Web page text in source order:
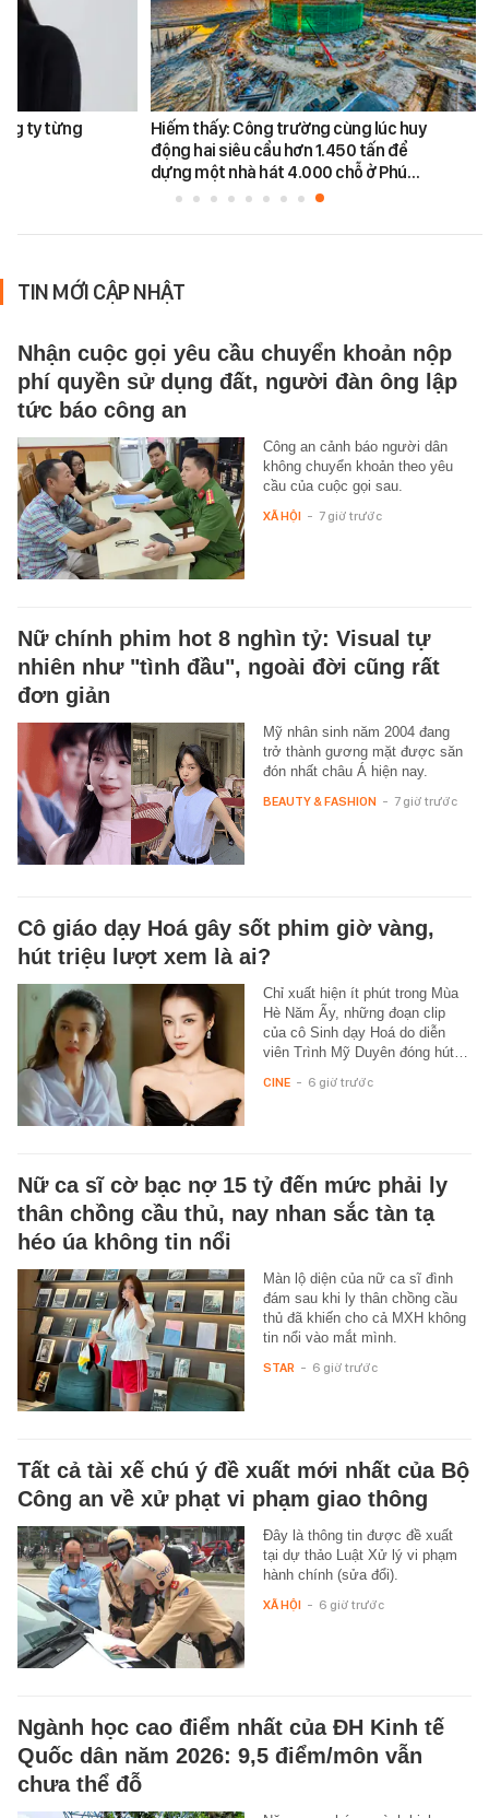
ty từng
Hiếm thấy: Công trường cùng lúc huy
động hai siêu cẩu hơn 1.450 tấn để
dựng một nhà hát 4.000 chỗ ở Phú…
TIN MỚI CẬP NHẬT
Nhận cuộc gọi yêu cầu chuyển khoản nộp
phí quyền sử dụng đất, người đàn ông lập
tức báo công an
Công an cảnh báo người dân
không chuyển khoản theo yêu
cầu của cuộc gọi sau.
XÃ HỘI - 7 giờ trước
Nữ chính phim hot 8 nghìn tỷ: Visual tự
nhiên như "tình đầu", ngoài đời cũng rất
đơn giản
Mỹ nhân sinh năm 2004 đang
trở thành gương mặt được săn
đón nhất châu Á hiện nay.
BEAUTY & FASHION - 7 giờ trước
Cô giáo dạy Hoá gây sốt phim giờ vàng,
hút triệu lượt xem là ai?
Chỉ xuất hiện ít phút trong Mùa
Hè Năm Ấy, những đoạn clip
của cô Sinh dạy Hoá do diễn
viên Trình Mỹ Duyên đóng hút…
CINE - 6 giờ trước
Nữ ca sĩ cờ bạc nợ 15 tỷ đến mức phải ly
thân chồng cầu thủ, nay nhan sắc tàn tạ
héo úa không tin nổi
Màn lộ diện của nữ ca sĩ đình
đám sau khi ly thân chồng cầu
thủ đã khiến cho cả MXH không
tin nổi vào mắt mình.
STAR - 6 giờ trước
Tất cả tài xế chú ý đề xuất mới nhất của Bộ
Công an về xử phạt vi phạm giao thông
Đây là thông tin được đề xuất
tại dự thảo Luật Xử lý vi phạm
hành chính (sửa đổi).
XÃ HỘI - 6 giờ trước
Ngành học cao điểm nhất của ĐH Kinh tế
Quốc dân năm 2026: 9,5 điểm/môn vẫn
chưa thể đỗ